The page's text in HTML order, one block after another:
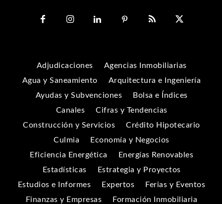
Adjudicaciones
Agencias Inmobiliarias
Agua y Saneamiento
Arquitectura e Ingeniería
Ayudas y Subvenciones
Bolsa e Índices
Canales
Cifras y Tendencias
Construcción y Servicios
Crédito Hipotecario
Culmia
Economía y Negocios
Eficiencia Energética
Energías Renovables
Estadísticas
Estrategia y Proyectos
Estudios e Informes
Expertos
Ferias y Eventos
Finanzas y Empresas
Formación Inmobiliaria